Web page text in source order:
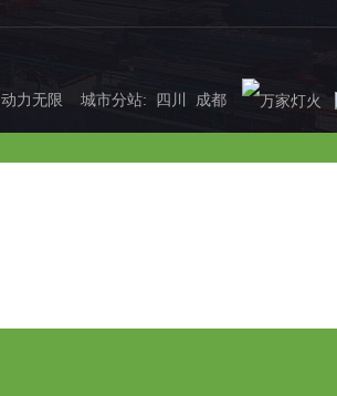
动力无限 城市分站: 四川 成都